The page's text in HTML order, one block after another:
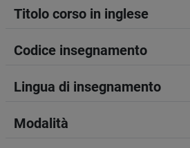
Titolo corso in inglese
Codice insegnamento
Lingua di insegnamento
Modalità